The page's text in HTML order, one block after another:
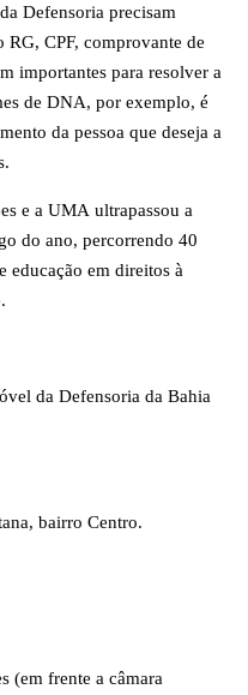
Defensoria precisam
RG, CPF, comprovante de
importantes para resolver a
de DNA, por exemplo, é
da pessoa que deseja a
e a UMA ultrapassou a
do ano, percorrendo 40
em direitos à
da Defensoria da Bahia
bairro Centro.
(em frente a câmara